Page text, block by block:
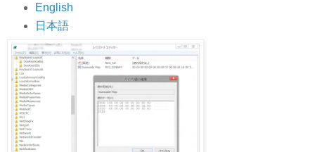
English
日本語